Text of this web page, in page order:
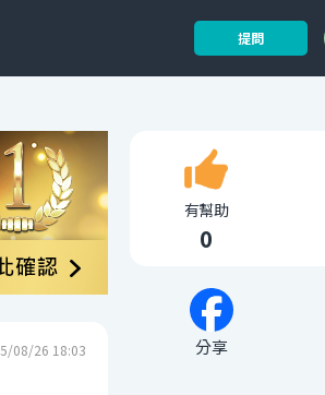
提問
08/26 18:03
有幫助
0
分享